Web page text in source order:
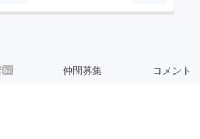
57 仲間募集 コメント